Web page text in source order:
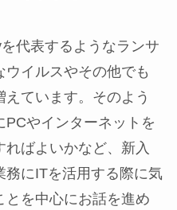
代表するようなランサ
ウイルスやその他でも
ています。そのよう
やインターネットを
ばよいかなど、新入
にITを活用する際に気
とを中心にお話を進め